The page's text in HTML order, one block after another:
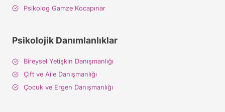
Psikolog Gamze Kocapınar
Psikolojik Danımlanlıklar
Bireysel Yetişkin Danışmanlığı
Çift ve Aile Danışmanlığı
Çocuk ve Ergen Danışmanlığı